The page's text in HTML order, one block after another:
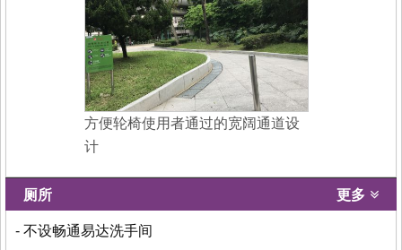
方便轮椅使用者通过的宽阔通道设
计
厕所 更多
- 不设畅通易达洗手间